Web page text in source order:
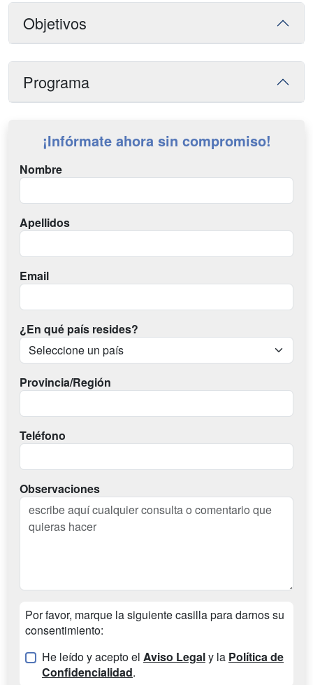
Objetivos
Programa
¡Infórmate ahora sin compromiso!
Nombre
Apellidos
Email
¿En qué país resides?
Provincia/Región
Teléfono
Observaciones
Por favor, marque la siguiente casilla para darnos su
consentimiento:
He leído y acepto el Aviso Legaly la Política de
Confidencialidad.